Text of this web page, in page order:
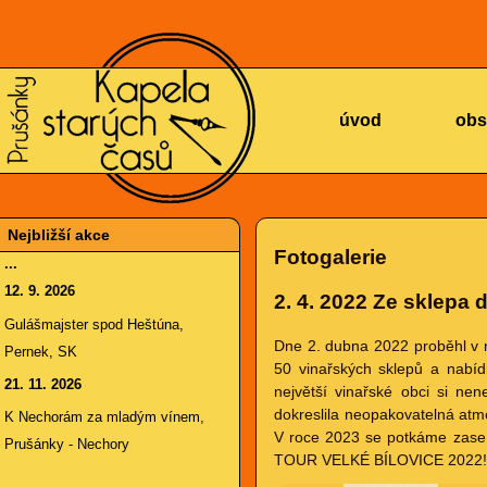
KAPELA
STARÝCH
úvod
Nejbližší akce
...
12. 9. 2026
Gulášmajster spod Heštúna,
Pernek, SK
21. 11. 2026
K Nechorám za mladým vínem,
Prušánky - Nechory
Fotogalerie
2. 4. 2022 Ze sklepa
Dne 2. dubna 2022 proběhl v
50 vinařských sklepů a
největší vinařské obci si
dokreslila neopakovatelná
V roce 2023 se potkáme
TOUR VELKÉ BÍLOVICE